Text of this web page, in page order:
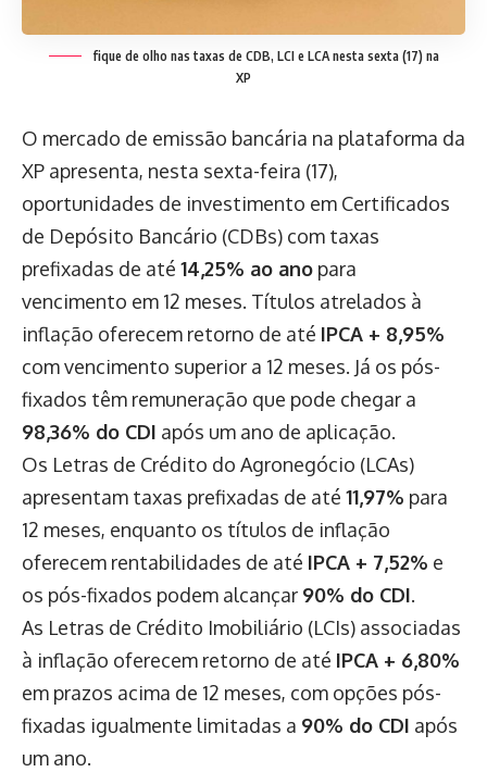
fique de olho nas taxas de CDB, LCI e LCA nesta sexta (17) na
XP
O mercado de emissão bancária na plataforma da
XP apresenta, nesta sexta-feira (17),
oportunidades de investimento em Certificados
de Depósito Bancário (CDBs) com taxas
prefixadas de até 14,25% ao ano para
vencimento em 12 meses. Títulos atrelados à
inflação oferecem retorno de até IPCA + 8,95%
com vencimento superior a 12 meses. Já os pós-
fixados têm remuneração que pode chegar a
98,36% do CDI após um ano de aplicação.
Os Letras de Crédito do Agronegócio (LCAs)
apresentam taxas prefixadas de até 11,97% para
12 meses, enquanto os títulos de inflação
oferecem rentabilidades de até IPCA + 7,52% e
os pós-fixados podem alcançar 90% do CDI.
As Letras de Crédito Imobiliário (LCIs) associadas
à inflação oferecem retorno de até IPCA + 6,80%
em prazos acima de 12 meses, com opções pós-
fixadas igualmente limitadas a 90% do CDI após
um ano.